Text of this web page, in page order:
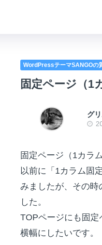
WordPressテーマSANGOの
固定ページ（1
グ
固定ページ（1カラ
以前に「1カラム固
みましたが、その
した。
TOPページにも固
横幅にしたいです。